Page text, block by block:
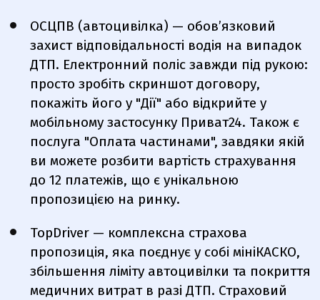
ОСЦПВ (автоцивілка) — обов’язковий
захист відповідальності водія на випадок
ДТП. Електронний поліс завжди під рукою:
просто зробіть скриншот договору,
покажіть його у "Дії" або відкрийте у
мобільному застосунку Приват24. Також є
послуга "Оплата частинами", завдяки якій
ви можете розбити вартість страхування
до 12 платежів, що є унікальною
пропозицією на ринку.
TopDriver — комплексна страхова
пропозиція, яка поєднує у собі мініКАСКО,
збільшення ліміту автоцивілки та покриття
медичних витрат в разі ДТП. Страховий